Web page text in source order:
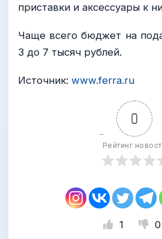
приставки и аксессуары к
Чаще всего бюджет на
3 до 7 тысяч рублей.
Источник: www.ferra.ru
0
Рейтинг
1 0